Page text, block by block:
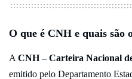
O que é CNH e quais são
ACNH – Carteira Nacional
emitido pelo Departamento